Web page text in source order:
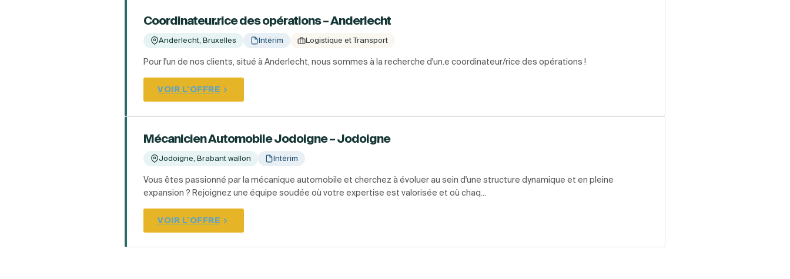
Coordinateur.rice des opérations – Anderlecht
Anderlecht, Bruxelles Intérim Logistique et Transport
Pour l'un de nos clients, situé à Anderlecht, nous sommes à la recherche d'un.e coordinateur/rice des opérations !
VOIR L'OFFRE
Mécanicien Automobile Jodoigne – Jodoigne
Jodoigne, Brabant wallon Intérim
Vous êtes passionné par la mécanique automobile et cherchez à évoluer au sein d'une structure dynamique et en pleine
expansion ? Rejoignez une équipe soudée où votre expertise est valorisée et où chaq...
VOIR L'OFFRE